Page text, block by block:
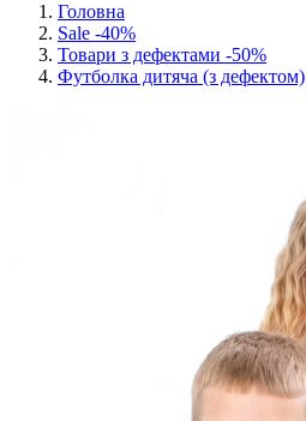
Головна
Sale -40%
Товари з дефектами -50%
Футболка дитяча (з дефектом)